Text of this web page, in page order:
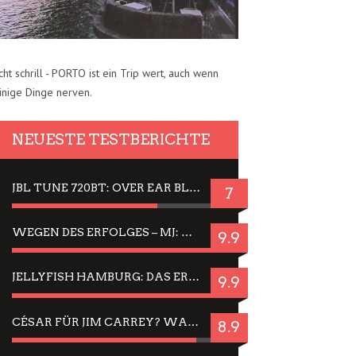
schrill - PORTO ist ein Trip wert, auch wenn
Dinge nerven.
NEUESTE TESTBERICHTE
JBL TUNE 720BT: OVER EAR BLUETOOTH KOPFHÖRER UM DIE 50,-€ IM DAUER-TEST 7
WEGEN DES ERFOLGES – MJ: MICHAEL JACKSON MUSICAL IN EINER MATINEE SEHEN 9.9
JELLYFISH HAMBURG: DAS ERFOLGREICHE SOMMER-MENÜ 2025 IN GEFÜHLEN UND BILDERN 9.9
CÉSAR FÜR JIM CARREY? WARUM DAS EINER DER NERVIGSTEN ACTORS IST UND BLEIBT 8.9